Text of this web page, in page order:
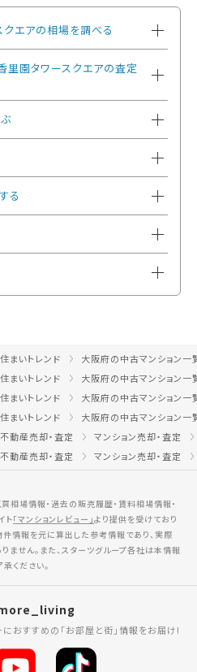
クエアの相場を調べる
里園タワースクエアの査定
る
住まいトレンド
大阪府の中古マンション一
住まいトレンド
大阪府の中古マンション一
住まいトレンド
大阪府の中古マンション一
住まいトレンド
大阪府の中古マンション一
不動産売却・査定
マンション売却・査定
不動産売却・査定 マンション売却・査定
相場情報・過去の販売履歴・賃料相場情報・
ト「マンションレビュー」より提供を受けており
情報を元に算出した参考情報であり、実際
ません。また、スターツグループ各社は本情報
ください。
おすすめの「お部屋と街」情報をお届け!